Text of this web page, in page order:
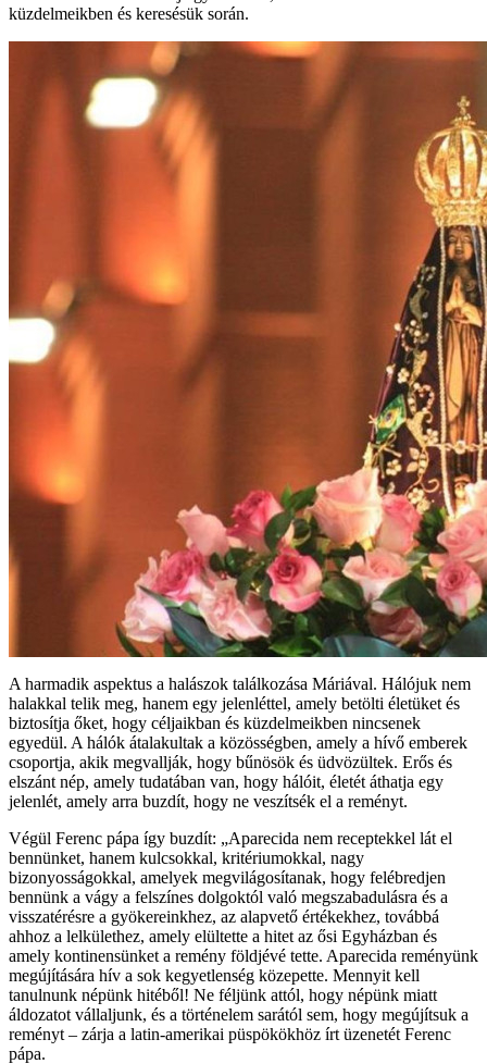
küzdelmeikben és keresésük során.
A harmadik aspektus a halászok találkozása Máriával. Hálójuk nem
halakkal telik meg, hanem egy jelenléttel, amely betölti életüket és
biztosítja őket, hogy céljaikban és küzdelmeikben nincsenek
egyedül. A hálók átalakultak a közösségben, amely a hívő emberek
csoportja, akik megvallják, hogy bűnösök és üdvözültek. Erős és
elszánt nép, amely tudatában van, hogy hálóit, életét áthatja egy
jelenlét, amely arra buzdít, hogy ne veszítsék el a reményt.
Végül Ferenc pápa így buzdít: „Aparecida nem receptekkel lát el
bennünket, hanem kulcsokkal, kritériumokkal, nagy
bizonyosságokkal, amelyek megvilágosítanak, hogy felébredjen
bennünk a vágy a felszínes dolgoktól való megszabadulásra és a
visszatérésre a gyökereinkhez, az alapvető értékekhez, továbbá
ahhoz a lelkülethez, amely elültette a hitet az ősi Egyházban és
amely kontinensünket a remény földjévé tette. Aparecida reményünk
megújítására hív a sok kegyetlenség közepette. Mennyit kell
tanulnunk népünk hitéből! Ne féljünk attól, hogy népünk miatt
áldozatot vállaljunk, és a történelem sarától sem, hogy megújítsuk a
reményt – zárja a latin-amerikai püspökökhöz írt üzenetét Ferenc
pápa.